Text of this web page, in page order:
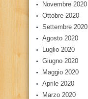
Novembre 2020
Ottobre 2020
Settembre 2020
Agosto 2020
Luglio 2020
Giugno 2020
Maggio 2020
Aprile 2020
Marzo 2020